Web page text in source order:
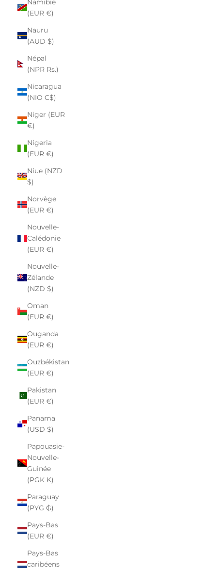
Namibie
(EUR €)
Nauru
(AUD $)
Népal
(NPR Rs.)
Nicaragua
(NIO C$)
Niger (EUR
€)
Nigeria
(EUR €)
Niue (NZD
$)
Norvège
(EUR €)
Nouvelle-
Calédonie
(EUR €)
Nouvelle-
Zélande
(NZD $)
Oman
(EUR €)
Ouganda
(EUR €)
Ouzbékistan
(EUR €)
Pakistan
(EUR €)
Panama
(USD $)
Papouasie-
Nouvelle-
Guinée
(PGK K)
Paraguay
(PYG ₲)
Pays-Bas
(EUR €)
Pays-Bas
caribéens